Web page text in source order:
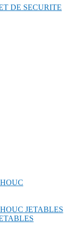
DE SECURITE
JETABLES